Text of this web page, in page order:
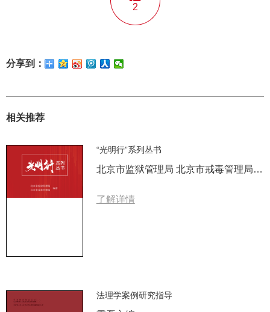
2
分享到：
相关推荐
“光明行”系列丛书
北京市监狱管理局 北京市戒毒管理局 编著
了解详情
法理学案例研究指导